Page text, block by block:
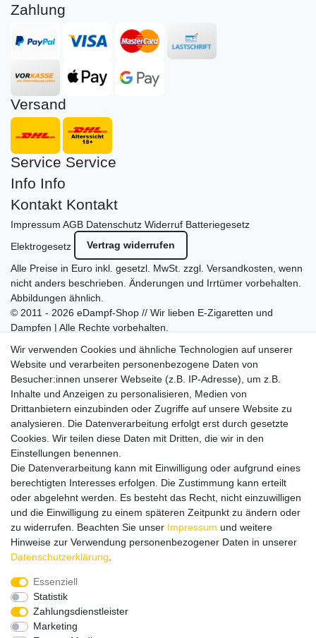
Zahlung
Versand
Service Service
Info Info
Kontakt Kontakt
Impressum AGB Datenschutz Widerruf Batteriegesetz
Elektrogesetz
Vertrag widerrufen
Alle Preise in Euro inkl. gesetzl. MwSt. zzgl. Versandkosten , wenn
nicht anders beschrieben. Änderungen und Irrtümer vorbehalten.
Abbildungen ähnlich.
© 2011 - 2026 eDampf-Shop // Wir lieben E-Zigaretten und
Dampfen | Alle Rechte vorbehalten.
Bitte entschuldigen Sie, wenn wir telefonisch wegen hoher
betrieblicher Auslastung nicht erreichbar sein sollten.
Schreiben Sie uns gerne eine E-Mail mit Ihrer Telefonnummer
und der Bitte um Rückruf.
Wir rufen Sie schnellstmöglich zurück.
Wir versenden in die folgenden Länder
Versandkostenfrei (DE) ab 69 €
Wir verwenden Cookies und ähnliche Technologien auf unserer
Website und verarbeiten personenbezogene Daten von
Besucher:innen unserer Webseite (z.B. IP-Adresse), um z.B.
Inhalte und Anzeigen zu personalisieren, Medien von
Drittanbietern einzubinden oder Zugriffe auf unsere Website zu
analysieren. Die Datenverarbeitung erfolgt erst durch gesetzte
Cookies. Wir teilen diese Daten mit Dritten, die wir in den
Einstellungen benennen.
Die Datenverarbeitung kann mit Einwilligung oder aufgrund eines
berechtigten Interesses erfolgen. Die Zustimmung kann erteilt
oder abgelehnt werden. Es besteht das Recht, nicht einzuwilligen
und die Einwilligung zu einem späteren Zeitpunkt zu ändern oder
zu widerrufen. Beachten Sie unser Impressum und weitere
Hinweise zur Verwendung personenbezogener Daten in unserer
Daten­schutz­erklärung
Essenziell
Statistik
Zahlungsdienstleister
Marketing